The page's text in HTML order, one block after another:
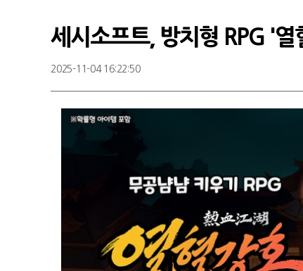
세시소프트, 방치형 RPG '열
2025-11-04 16:22:50